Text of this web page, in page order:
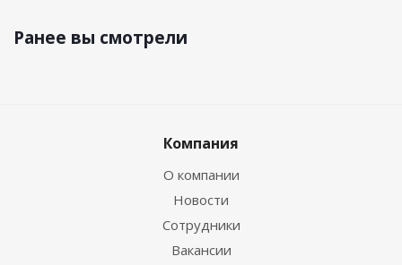
Ранее вы смотрели
Компания
О компании
Новости
Сотрудники
Вакансии